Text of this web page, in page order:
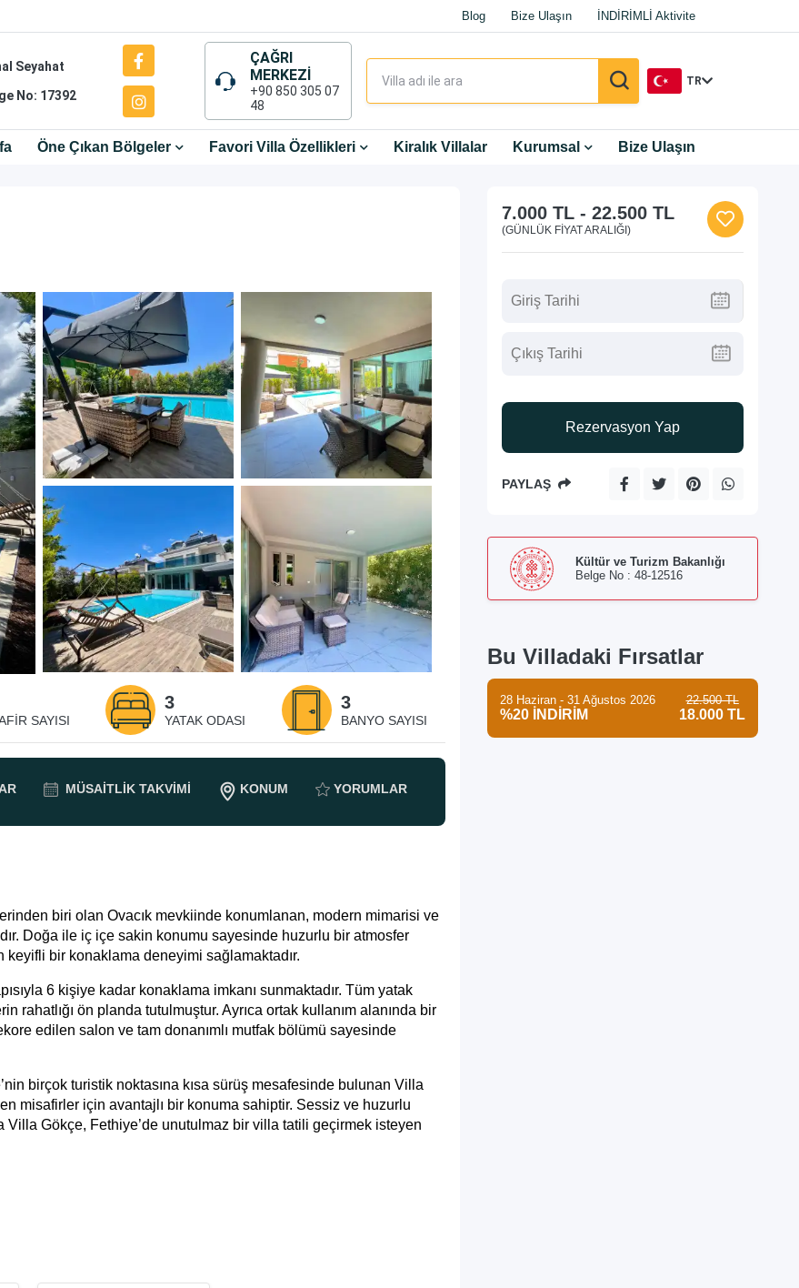
Blog Bize Ulaşın İNDİRİMLİ Aktivite
Seyahat
No: 17392
ÇAĞRI
MERKEZİ
+90 850 305 07
48
TR
Öne Çıkan Bölgeler Favori Villa Özellikleri Kiralık Villalar Kurumsal Bize Ulaşın
SAYISI
3
YATAK ODASI
3
BANYO SAYISI
MÜSAITLIK TAKVIMI KONUM YORUMLAR
biri olan Ovacık mevkiinde konumlanan, modern mimarisi ve
Doğa ile iç içe sakin konumu sayesinde huzurlu bir atmosfer
bir konaklama deneyimi sağlamaktadır.
6 kişiye kadar konaklama imkanı sunmaktadır. Tüm yatak
rahatlığı ön planda tutulmuştur. Ayrıca ortak kullanım alanında bir
edilen salon ve tam donanımlı mutfak bölümü sayesinde
birçok turistik noktasına kısa sürüş mesafesinde bulunan Villa
misafirler için avantajlı bir konuma sahiptir. Sessiz ve huzurlu
Villa Gökçe, Fethiye’de unutulmaz bir villa tatili geçirmek isteyen
7.000 TL- 22.500 TL
(GÜNLÜK FIYAT ARALIĞI)
Rezervasyon Yap
PAYLAŞ
Kültür ve Turizm Bakanlığı
Belge No : 48-12516
Bu Villadaki Fırsatlar
28 Haziran - 31 Ağustos 2026
%20 İNDİRİM
22.500 TL
18.000 TL